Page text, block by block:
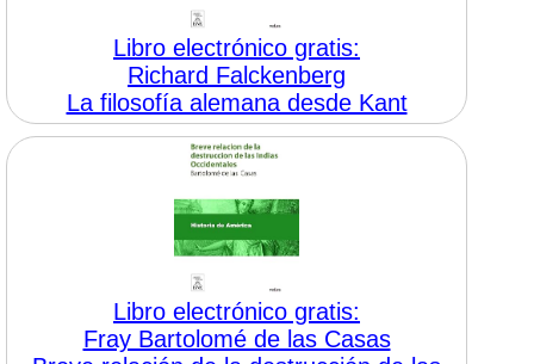
Libro electrónico gratis:
Richard Falckenberg
La filosofía alemana desde Kant
Libro electrónico gratis:
Fray Bartolomé de las Casas